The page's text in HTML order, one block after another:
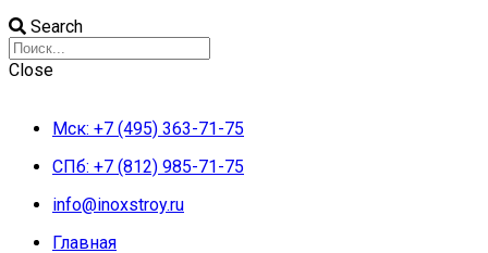
Search
Close
Мск: +7 (495) 363-71-75
СПб: +7 (812) 985-71-75
info@inoxstroy.ru
Главная